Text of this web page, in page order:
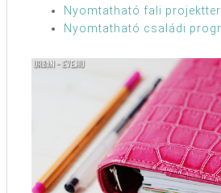
Nyomtatható fali
Nyomtatható családi